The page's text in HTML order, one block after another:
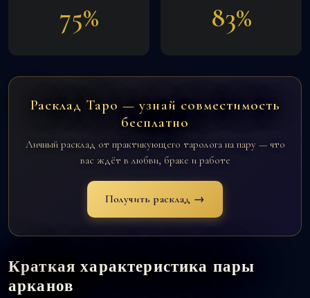
75% 83%
Расклад Таро — узнай совместимость
бесплатно
Личный расклад от практикующего таролога на пару — что
вас ждёт в любви, браке и работе
Получить расклад →
Краткая характеристика пары
арканов